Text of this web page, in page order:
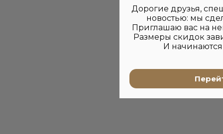
Дорогие друзья,
новостью: мы
Приглашаю вас на
Размеры скидок
И начинаются